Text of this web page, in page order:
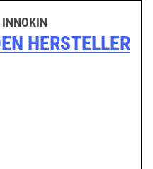
HERSTELLER